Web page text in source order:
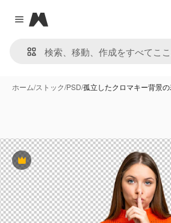
Close menu
Magnific
ホーム/ストック/PSD/孤立したクロマキー背景
Premium